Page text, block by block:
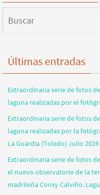
Últimas entradas
Extraordinaria serie de fotos
laguna realizadas por el
Extraordinaria serie de fotos
laguna realizadas por la
La Guardia (Toledo) Julio 2026
Extraordinaria serie de fotos
el nuevo observatorio de la
madrileña Conxy Calviño.